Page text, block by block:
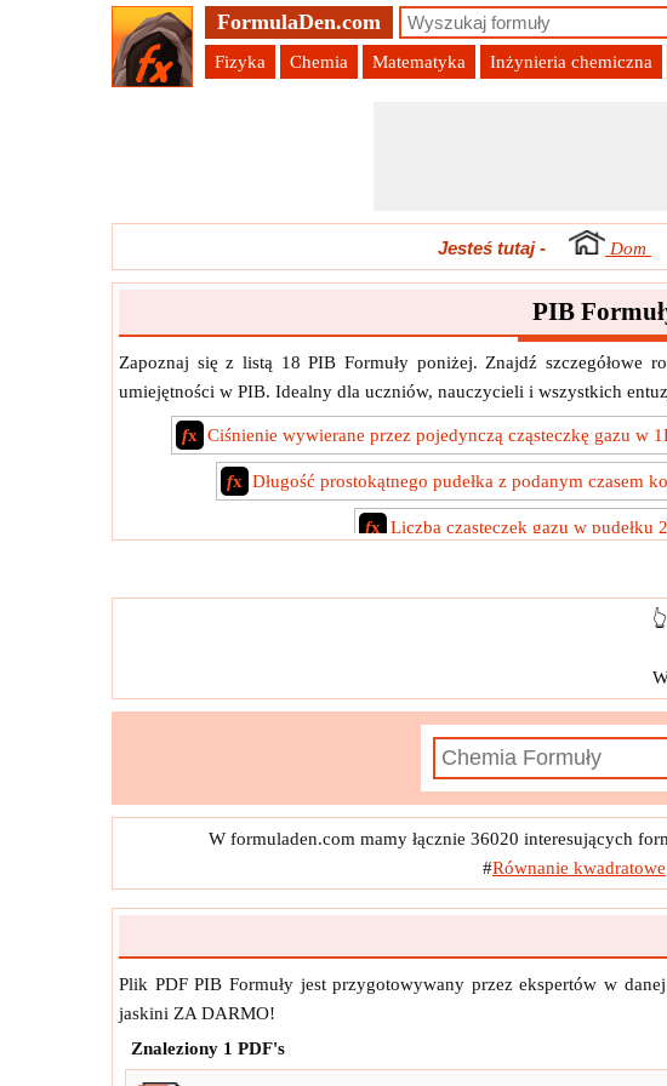
FormulaDen.com
Fizyka Chemia Matematyka Inżynieria chemiczna
Jesteś tutaj- Dom
PIB
Zapoznaj się z listą 18 PIB Formuły poniżej. Znajdź szczegółowe
umiejętności w PIB. Idealny dla uczniów, nauczycieli i wszystkich
fx Ciśnienie wywierane przez pojedynczą cząsteczkę gazu w
fx Długość prostokątnego pudełka z podanym czasem
fx Liczba cząsteczek gazu w pudełku
Liczba moli gazu 1 przy danej
fx Masa cząsteczki gazu o podanej sile fx Masa
Masa każdej cząsteczki gazu w
fx Masa każdej cząsteczki gazu w
x Objętość pudła z cząsteczką gazu przy danym ciśnieniu
fx Prędkość cząsteczki gazu w 1D przy danym
Siła przez cząsteczkę gazu
W formuladen.com mamy łącznie 36020 interesujących
#Równanie kwadratowe
Plik PDF PIB Formuły jest przygotowywany przez ekspertów w
jaskini ZA DARMO!
Znaleziony 1 PDF's